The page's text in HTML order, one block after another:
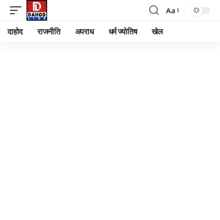
Font
Aa
दाहोद राजनीति अपराध धर्म ज्योतिष खेल